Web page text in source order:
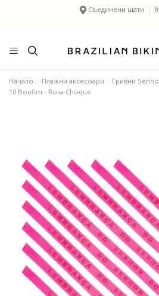
Съединени щати
Начало Плажни аксесоари Гривни
10 Bonfim - Rosa Choque